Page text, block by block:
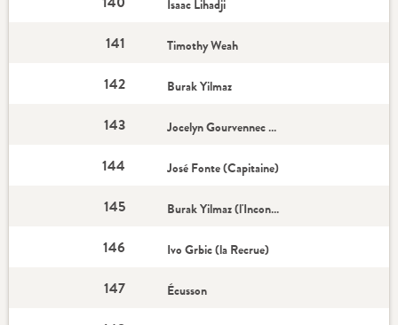
Isaac Lihadji
141 Timothy Weah
142 Burak Yilmaz
143 Jocelyn Gourvennec (Coach)
144 José Fonte (Capitaine)
145 Burak Yilmaz (l'Incontournable)
146 Ivo Grbic (la Recrue)
147 Écusson